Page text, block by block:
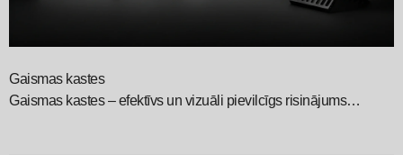
Gaismas kastes
Gaismas kastes – efektīvs un vizuāli pievilcīgs risinājums